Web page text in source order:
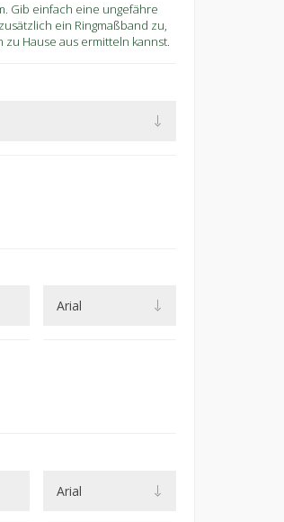
Gib einfach eine ungefähre
ein Ringmaßband zu,
Hause aus ermitteln kannst.